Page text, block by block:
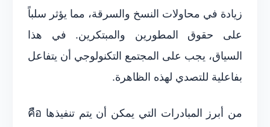
زيادة في محاولات النسخ والسرقة، مما يؤثر سلباً
على حقوق المطورين والمبتكرين. في هذا
السياق، يجب على المجتمع التكنولوجي أن يتفاعل
بفاعلية للتصدي لهذه الظاهرة.
من أبرز المبادرات التي يمكن أن يتم تنفيذها คือ